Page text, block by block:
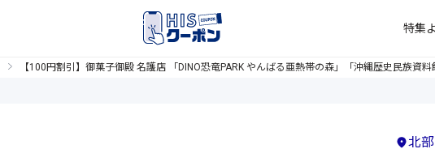
特集
【100円割引】御菓子御殿 名護店 「DINO恐竜PARK やんばる亜熱帯の森」「沖縄歴史民族資料
北